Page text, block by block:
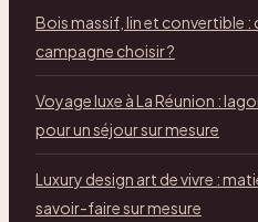
Bois massif, lin et convertible :
campagne choisir ?
Voyage luxe à La Réunion :
pour un séjour sur mesure
Luxury design art de vivre :
savoir-faire sur mesure